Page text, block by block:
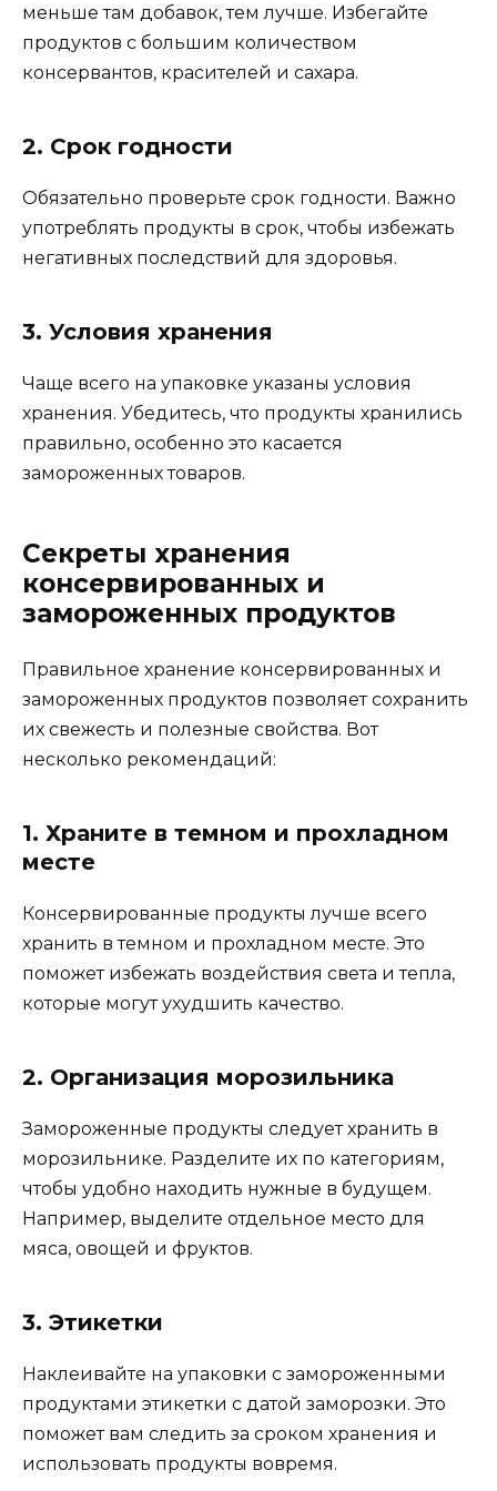
меньше там добавок, тем лучше. Избегайте
продуктов с большим количеством
консервантов, красителей и сахара.
2. Срок годности
Обязательно проверьте срок годности. Важно
употреблять продукты в срок, чтобы избежать
негативных последствий для здоровья.
3. Условия хранения
Чаще всего на упаковке указаны условия
хранения. Убедитесь, что продукты хранились
правильно, особенно это касается
замороженных товаров.
Секреты хранения
консервированных и
замороженных продуктов
Правильное хранение консервированных и
замороженных продуктов позволяет сохранить
их свежесть и полезные свойства. Вот
несколько рекомендаций:
1. Храните в темном и прохладном
месте
Консервированные продукты лучше всего
хранить в темном и прохладном месте. Это
поможет избежать воздействия света и тепла,
которые могут ухудшить качество.
2. Организация морозильника
Замороженные продукты следует хранить в
морозильнике. Разделите их по категориям,
чтобы удобно находить нужные в будущем.
Например, выделите отдельное место для
мяса, овощей и фруктов.
3. Этикетки
Наклеивайте на упаковки с замороженными
продуктами этикетки с датой заморозки. Это
поможет вам следить за сроком хранения и
использовать продукты вовремя.